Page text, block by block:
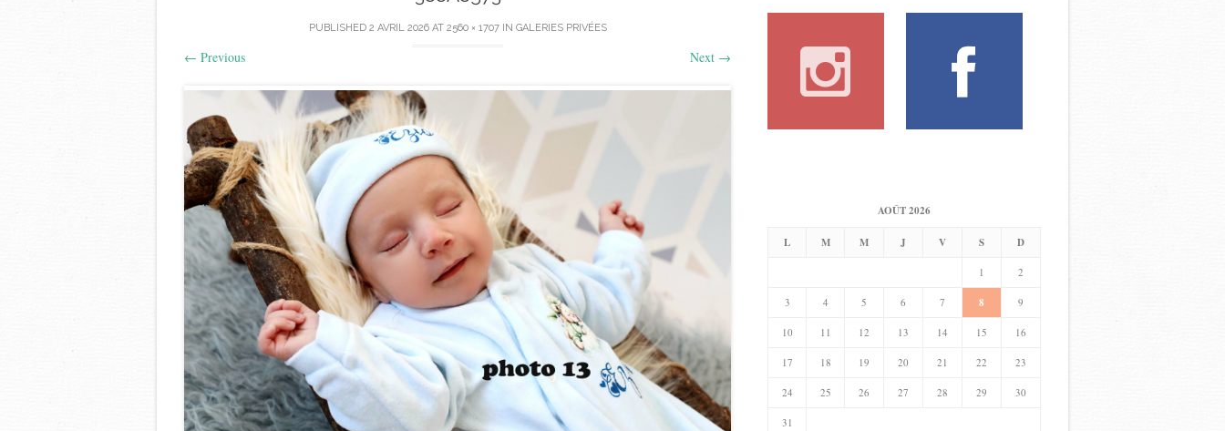
PUBLISHED 2 AVRIL 2026AT 2560 × 1707IN GALERIES PRIVÉES
← Previous Next →
AOÛT 2026
L M M J V S D
1 2
3 4 5 6 7 8 9
10 11 12 13 14 15 16
17 18 19 20 21 22 23
24 25 26 27 28 29 30
31